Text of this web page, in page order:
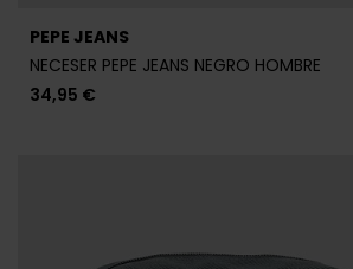
PEPE JEANS
NECESER PEPE JEANS NEGRO HOMBRE
34,95 €